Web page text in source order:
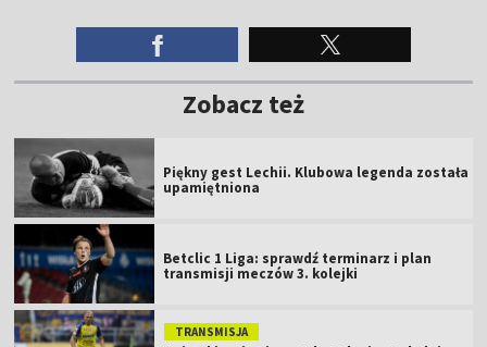
Zobacz też
Piękny gest Lechii. Klubowa legenda została
upamiętniona
Betclic 1 Liga: sprawdź terminarz i plan
transmisji meczów 3. kolejki
TRANSMISJA